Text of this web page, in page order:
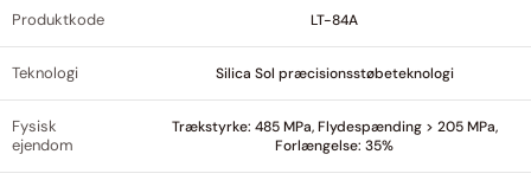
Produktkode LT-84A
Teknologi Silica Sol præcisionsstøbeteknologi
Fysisk
ejendom
Trækstyrke: 485 MPa, Flydespænding > 205 MPa,
Forlængelse: 35%